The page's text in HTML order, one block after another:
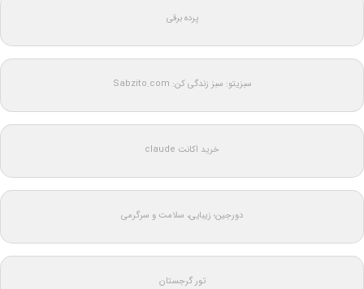
پرده برقی
سبزیتو: سبز زندگی کن: Sabzito.com
خرید اکانت claude
دورجین؛ زیبایی، سلامت و سرگرمی
تور گرجستان